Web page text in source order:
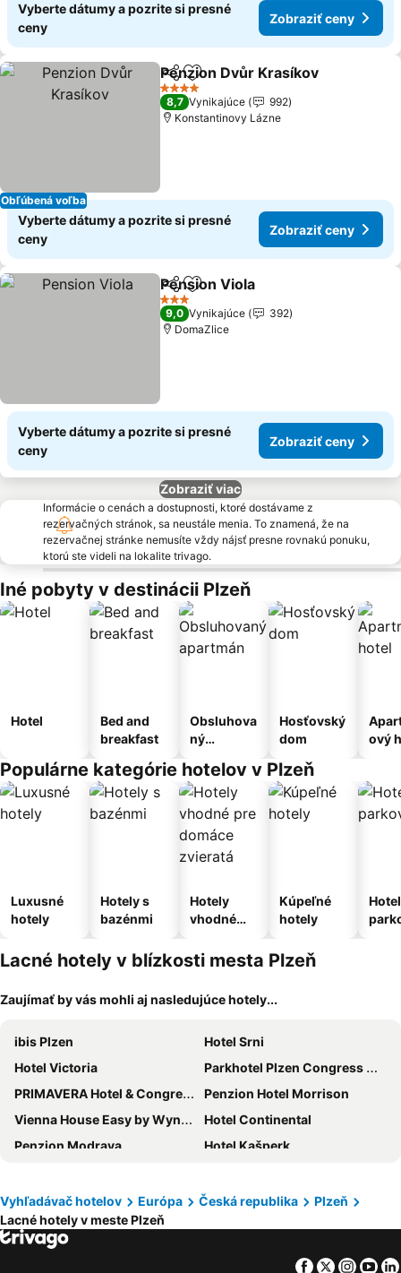
Vyberte dátumy a pozrite si presné
ceny
Zobraziť ceny
Obľúbená voľba
ZdieľaťPridať do obľúbených
Penzion Dvůr Krasíkov
4 Počet hviezdičiek
8,7 Vynikajúce
992
Konstantinovy Lázne
Vyberte dátumy a pozrite si presné
ceny
Zobraziť ceny
ZdieľaťPridať do obľúbených
Pension Viola
3 Počet hviezdičiek
9,0 Vynikajúce
392
DomaZlice
Vyberte dátumy a pozrite si presné
ceny
Zobraziť ceny
Zobraziť viac
Informácie o cenách a dostupnosti, ktoré dostávame z
rezervačných stránok, sa neustále menia. To znamená, že na
rezervačnej stránke nemusíte vždy nájsť presne rovnakú ponuku,
ktorú ste videli na lokalite trivago.
Iné pobyty v destinácii Plzeň
Hotel
Bed and
breakfast
Obsluhova
ný
Hosťovský
dom
ový
Populárne kategórie hotelov v Plzeň
Luxusné
hotely
Hotely s
bazénmi
Hotely
vhodné
domáce
zvieratá
Kúpeľné
hotely
Lacné hotely v blízkosti mesta Plzeň
Zaujímať by vás mohli aj nasledujúce hotely...
ibis Plzen
Hotel Srni
Hotel Victoria
Parkhotel Plzen Congress Center
PRIMAVERA Hotel & Congress centre
Penzion Hotel Morrison
Vienna House Easy by Wyndham Pilsen
Hotel Continental
Penzion Modrava
Hotel Kašperk
Orea Resort Horizont
Hotel Central
Hotel Lions Plzen
Enjoy Inn
Vyhľadávač hotelov Európa Česká republika
Plzeň
Lacné hotely v meste Plzeň
Facebook
Twitter